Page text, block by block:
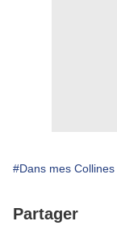
#Dans mes Collines
Partager